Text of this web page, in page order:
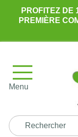
PROFITEZ DE
PREMIÈRE
Menu